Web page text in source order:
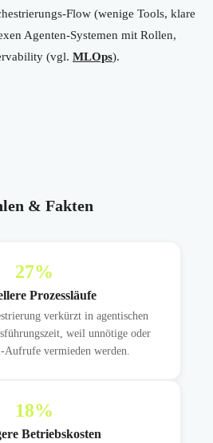
Flow (wenige Tools, klare
Agenten-Systemen mit Rollen,
(vgl. MLOps).
& Fakten
27%
Prozessläufe
verkürzt in agentischen
weil unnötige oder
Aufrufe vermieden werden.
18%
Betriebskosten